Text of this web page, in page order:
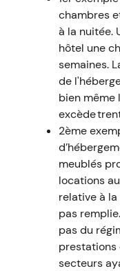
chambres
à la nuitée.
hôtel une
semaines.
de
bien même
excède
2ème
meublés
locations
relative à
pas
pas du
prestations
secteurs